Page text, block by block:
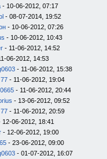
- 10-06-2012, 07:17
- 08-07-2014, 19:52
- 10-06-2012, 07:26
- 10-06-2012, 10:43
- 11-06-2012, 14:52
06-2012, 14:53
- 11-06-2012, 15:38
- 11-06-2012, 19:04
- 11-06-2012, 20:44
- 13-06-2012, 09:52
- 11-06-2012, 20:59
12-06-2012, 18:41
- 12-06-2012, 19:00
- 23-06-2012, 09:00
- 01-07-2012, 16:07